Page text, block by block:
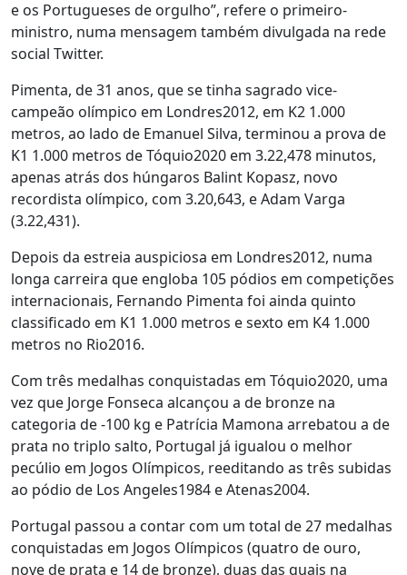
e os Portugueses de orgulho”, refere o primeiro-
ministro, numa mensagem também divulgada na rede
social Twitter.
Pimenta, de 31 anos, que se tinha sagrado vice-
campeão olímpico em Londres2012, em K2 1.000
metros, ao lado de Emanuel Silva, terminou a prova de
K1 1.000 metros de Tóquio2020 em 3.22,478 minutos,
apenas atrás dos húngaros Balint Kopasz, novo
recordista olímpico, com 3.20,643, e Adam Varga
(3.22,431).
Depois da estreia auspiciosa em Londres2012, numa
longa carreira que engloba 105 pódios em competições
internacionais, Fernando Pimenta foi ainda quinto
classificado em K1 1.000 metros e sexto em K4 1.000
metros no Rio2016.
Com três medalhas conquistadas em Tóquio2020, uma
vez que Jorge Fonseca alcançou a de bronze na
categoria de -100 kg e Patrícia Mamona arrebatou a de
prata no triplo salto, Portugal já igualou o melhor
pecúlio em Jogos Olímpicos, reeditando as três subidas
ao pódio de Los Angeles1984 e Atenas2004.
Portugal passou a contar com um total de 27 medalhas
conquistadas em Jogos Olímpicos (quatro de ouro,
nove de prata e 14 de bronze), duas das quais na